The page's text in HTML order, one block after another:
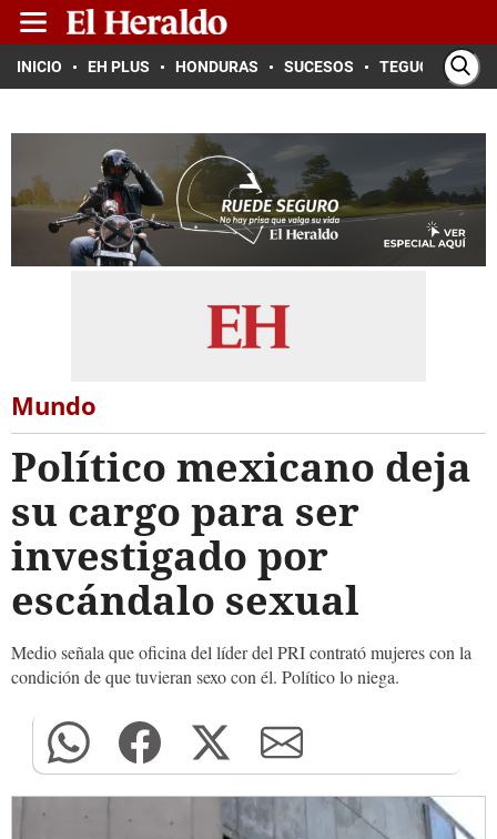
INICIO EH PLUS HONDURAS SUCESOS TEGUCIGALPA
Mundo
Político mexicano deja
su cargo para ser
investigado por
escándalo sexual
Medio señala que oficina del líder del PRI contrató mujeres con la
condición de que tuvieran sexo con él. Político lo niega.